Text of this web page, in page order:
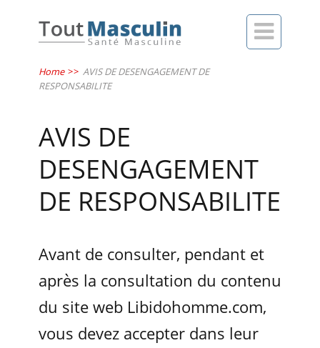

Home >> AVIS DE DESENGAGEMENT DE
RESPONSABILITE
AVIS DE
DESENGAGEMENT
DE RESPONSABILITE
Avant de consulter, pendant et
après la consultation du contenu
du site web Libidohomme.com,
vous devez accepter dans leur